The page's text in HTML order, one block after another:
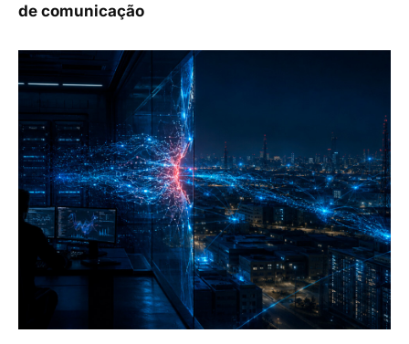
de comunicação